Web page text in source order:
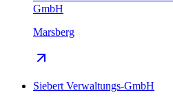
GmbH
Marsberg
Siebert Verwaltungs-GmbH